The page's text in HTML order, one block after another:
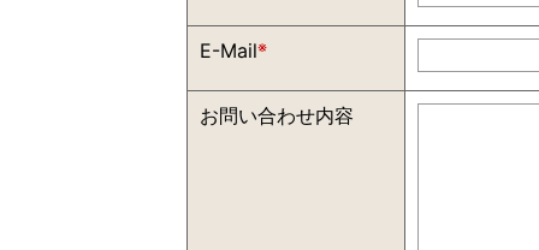
E-Mail※
お問い合わせ内容